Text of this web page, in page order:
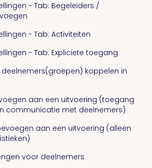
- Tab: Begeleiders /
- Tab: Activiteiten
- Tab: Expliciete toegang
deelnemers(groepen) koppelen in
aan een uitvoering (toegang
communicatie met deelnemers)
aan een uitvoering (alleen
voor deelnemers